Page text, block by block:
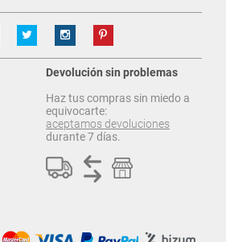
Devolución sin problemas
Haz tus compras sin miedo a
equivocarte:
aceptamos devoluciones
durante 7 días.